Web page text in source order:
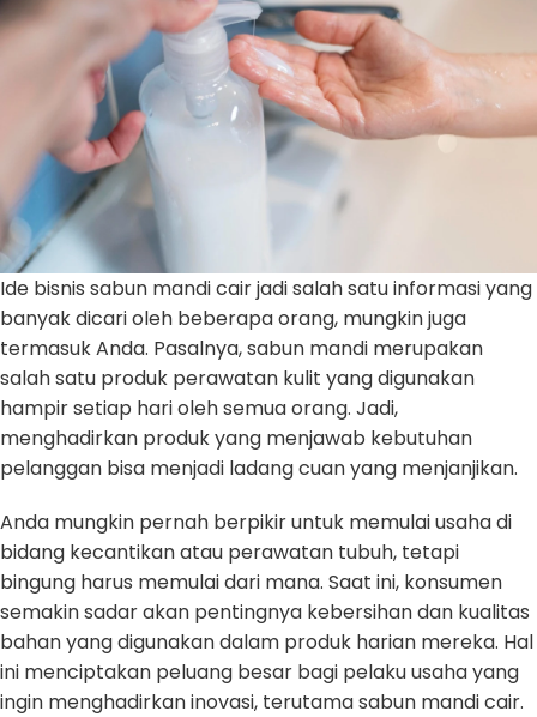
Ide bisnis sabun mandi cair jadi salah satu informasi yang
banyak dicari oleh beberapa orang, mungkin juga
termasuk Anda. Pasalnya, sabun mandi merupakan
salah satu produk perawatan kulit yang digunakan
hampir setiap hari oleh semua orang. Jadi,
menghadirkan produk yang menjawab kebutuhan
pelanggan bisa menjadi ladang cuan yang menjanjikan.
Anda mungkin pernah berpikir untuk memulai usaha di
bidang kecantikan atau perawatan tubuh, tetapi
bingung harus memulai dari mana. Saat ini, konsumen
semakin sadar akan pentingnya kebersihan dan kualitas
bahan yang digunakan dalam produk harian mereka. Hal
ini menciptakan peluang besar bagi pelaku usaha yang
ingin menghadirkan inovasi, terutama sabun mandi cair.